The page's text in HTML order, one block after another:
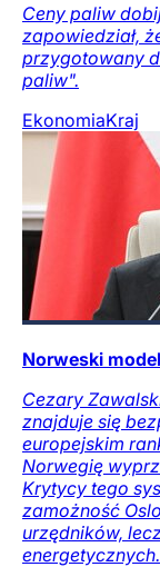
Ceny paliw
zapowiedział,
przygotowany
paliw".
EkonomiaKraj
Norweski
Cezary
znajduje się
europejskim
Norwegię
Krytycy tego
zamożność
urzędników,
energetycznych.